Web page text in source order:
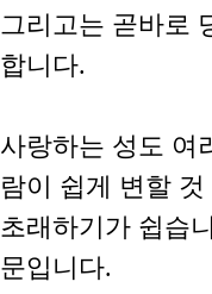
그리고는 곧바로
합니다.
사랑하는 성도 여
람이 쉽게 변할
초래하기가 쉽습
문입니다.